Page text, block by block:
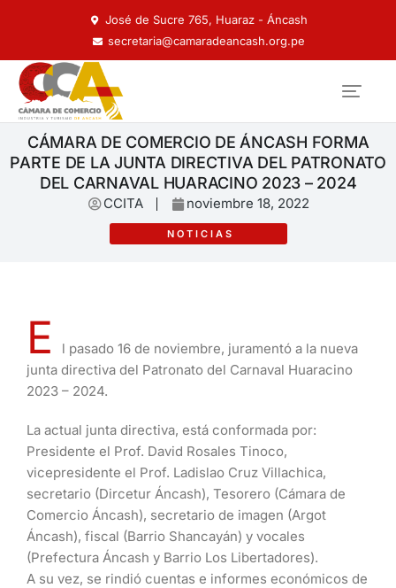
José de Sucre 765, Huaraz - Áncash
secretaria@camaradeancash.org.pe
CÁMARA DE COMERCIO DE ÁNCASH FORMA
PARTE DE LA JUNTA DIRECTIVA DEL PATRONATO
DEL CARNAVAL HUARACINO 2023 – 2024
CCITA noviembre 18, 2022
NOTICIAS
E
l pasado 16 de noviembre, juramentó a la nueva
junta directiva del Patronato del Carnaval Huaracino
2023 – 2024.
La actual junta directiva, está conformada por:
Presidente el Prof. David Rosales Tinoco,
vicepresidente el Prof. Ladislao Cruz Villachica,
secretario (Dircetur Áncash), Tesorero (Cámara de
Comercio Áncash), secretario de imagen (Argot
Áncash), fiscal (Barrio Shancayán) y vocales
(Prefectura Áncash y Barrio Los Libertadores).
A su vez, se rindió cuentas e informes económicos de